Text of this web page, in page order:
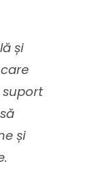
și
și